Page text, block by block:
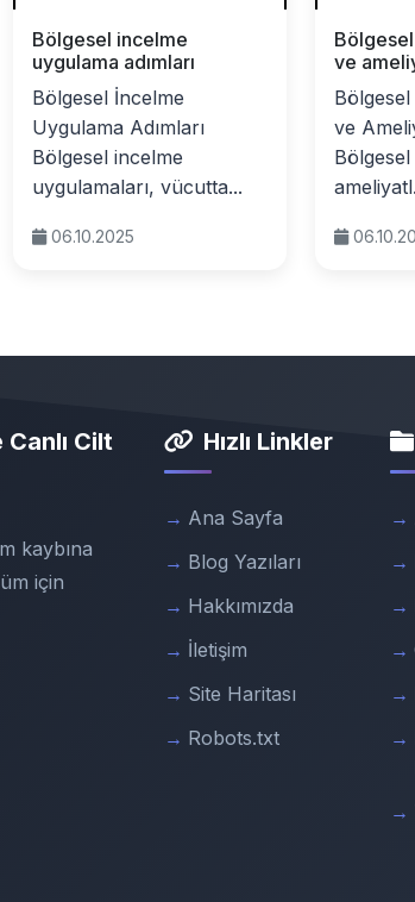
Bölgesel incelme
uygulama adımları
Bölgesel İncelme
Uygulama Adımları
Bölgesel incelme
uygulamaları, vücutta...
06.10.2025
ve
ve
Cilt
kaybına
için
Hızlı Linkler
Ana Sayfa
Blog Yazıları
Hakkımızda
İletişim
Site Haritası
Robots.txt